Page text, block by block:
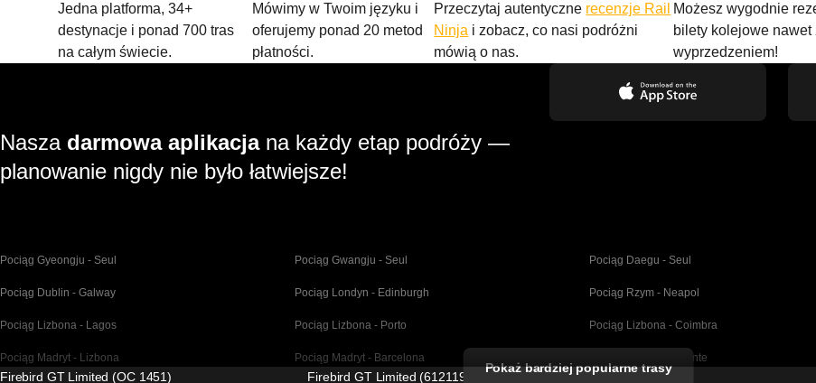
Jedna platforma, 34+
destynacje i ponad 700 tras
na całym świecie.
Mówimy w Twoim języku i
oferujemy ponad 20 metod
płatności.
Przeczytaj autentyczne recenzje Rail
Ninja i zobacz, co nasi podróżni
mówią o nas.
Możesz wygodnie
bilety kolejowe nawet
wyprzedzeniem!
Nasza darmowa aplikacjana każdy etap podróży —
planowanie nigdy nie było łatwiejsze!
Pociąg Gyeongju - Seul Pociąg Gwangju - Seul Pociąg Daegu - Seul
Pociąg Dublin - Galway Pociąg Londyn - Edinburgh Pociąg Rzym - Neapol
Pociąg Lizbona - Lagos Pociąg Lizbona - Porto Pociąg Lizbona - Coimbra
Pociąg Madryt - Lizbona Pociąg Madryt - Barcelona Pociąg Madryt - Alicante
Pokaż bardziej popularne trasy
Firebird GT Limited (OC 1451) Firebird GT Limited (61211989)